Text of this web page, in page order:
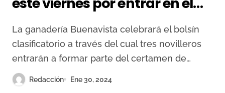
Circuito de Andalucía
La ganadería Buenavista celebrará el bolsín
clasificatorio a través del cual tres novilleros
entrarán a formar parte del certamen de…
Redacción Ene 30, 2024